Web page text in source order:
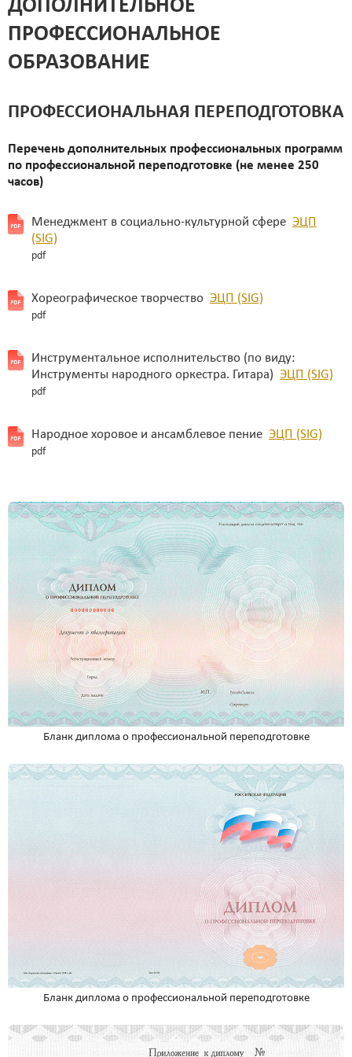
ДОПОЛНИТЕЛЬНОЕ
ПРОФЕССИОНАЛЬНОЕ
ОБРАЗОВАНИЕ
ПРОФЕССИОНАЛЬНАЯ ПЕРЕПОДГОТОВКА
Перечень дополнительных профессиональных программ
по профессиональной переподготовке (не менее 250
часов)
Менеджмент в социально-культурной сфере ЭЦП
(SIG)
pdf
Хореографическое творчество ЭЦП (SIG)
pdf
Инструментальное исполнительство (по виду:
Инструменты народного оркестра. Гитара) ЭЦП (SIG)
pdf
Народное хоровое и ансамблевое пение ЭЦП (SIG)
pdf
Бланк диплома о профессиональной переподготовке
Бланк диплома о профессиональной переподготовке